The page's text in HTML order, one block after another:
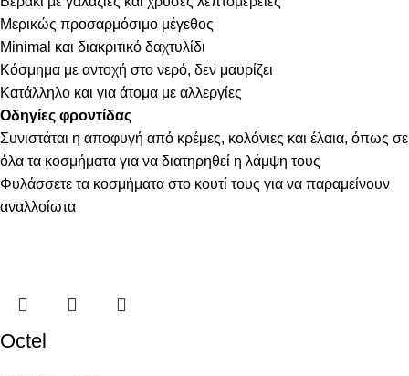
Μερικώς προσαρμόσιμο μέγεθος
Minimal και διακριτικό δαχτυλίδι
Κόσμημα με αντοχή στο νερό, δεν μαυρίζει
Κατάλληλο και για άτομα με αλλεργίες
Οδηγίες φροντίδας
Συνιστάται η αποφυγή από κρέμες, κολόνιες και έλαια, όπως σε
όλα τα κοσμήματα για να διατηρηθεί η λάμψη τους
Φυλάσσετε τα κοσμήματα στο κουτί τους για να παραμείνουν
αναλλοίωτα
Octel